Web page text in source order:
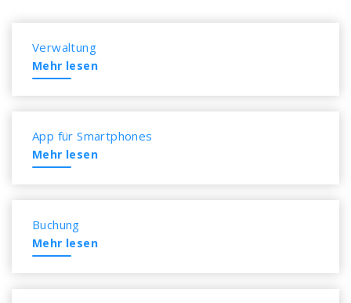
Übersicht über alle häufig
Verwaltung
Mehr lesen
App für Smartphones
Mehr lesen
Buchung
Mehr lesen